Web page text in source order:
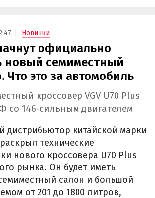
Новинки
официально
новый семиместный
Что это за автомобиль
кроссовер VGV U70 Plus
со 146-сильным двигателем
китайской марки
технические
нового кроссовера U70 Plus
рынка. Он будет иметь
салон и большой
от 201 до 1800 литров,